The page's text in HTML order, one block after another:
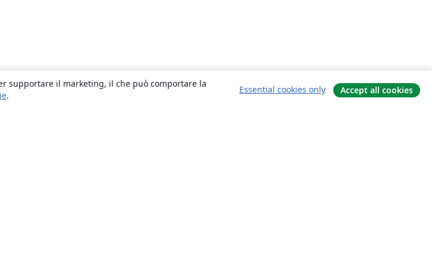
supportare il marketing, il che può comportare la
.
Essential cookies only Accept all cookies